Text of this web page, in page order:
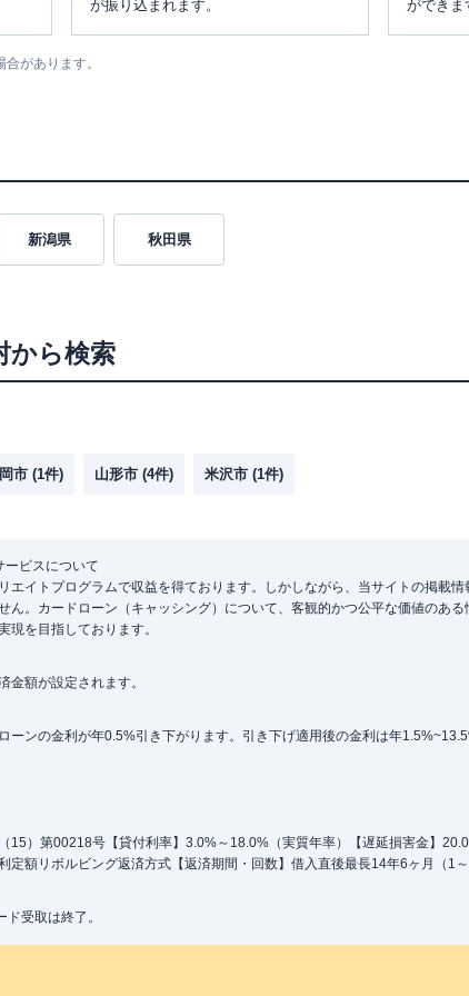
が振り込まれます。 ができま
があります。
新潟県 秋田県
から検索
市 (1件) 山形市 (4件) 米沢市 (1件)
ービスについて
エイトプログラムで収益を得ております。しかしながら、当サイトの掲載
ん。カードローン（キャッシング）について、客観的かつ公平な価値のあ
現を目指しております。
額が設定されます。
ンの金利が年0.5%引き下がります。引き下げ適用後の金利は年
）第00218号【貸付利率】3.0%～18.0%（実質年率）【遅延損害金】
定額リボルビング返済方式【返済期間・回数】借入直後最長14年6ヶ月（1
受取は終了。